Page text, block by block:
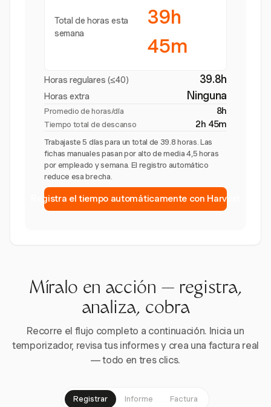
Total de horas esta
semana
39h
45m
Horas regulares (≤40) 39.8h
Horas extra Ninguna
Promedio de horas/día 8h
Tiempo total de descanso 2h 45m
Trabajaste 5 días para un total de 39.8 horas. Las
fichas manuales pasan por alto de media 4,5 horas
por empleado y semana. El registro automático
reduce esa brecha.
Registra el tiempo automáticamente con Harvest
Míralo en acción — registra,
analiza, cobra
Recorre el flujo completo a continuación. Inicia un
temporizador, revisa tus informes y crea una factura real
— todo en tres clics.
Registrar Informe Factura